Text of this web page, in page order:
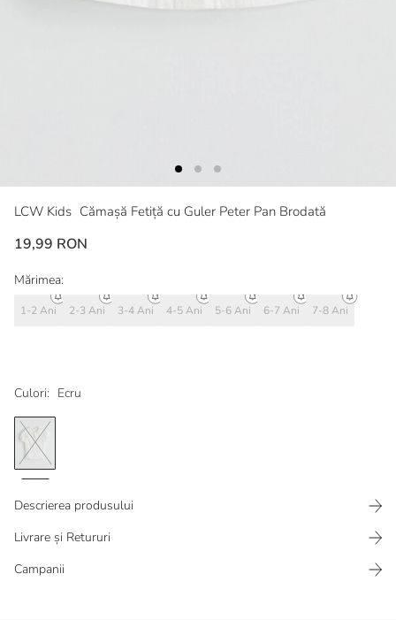
LCW Kids Cămașă Fetiță cu Guler Peter Pan Brodată
19,99 RON
Culori: Ecru
Mărimea:
1-2 Ani 2-3 Ani 3-4 Ani 4-5 Ani 5-6 Ani 6-7 Ani 7-8 Ani
Descrierea produsului
Livrare și Retururi
Campanii